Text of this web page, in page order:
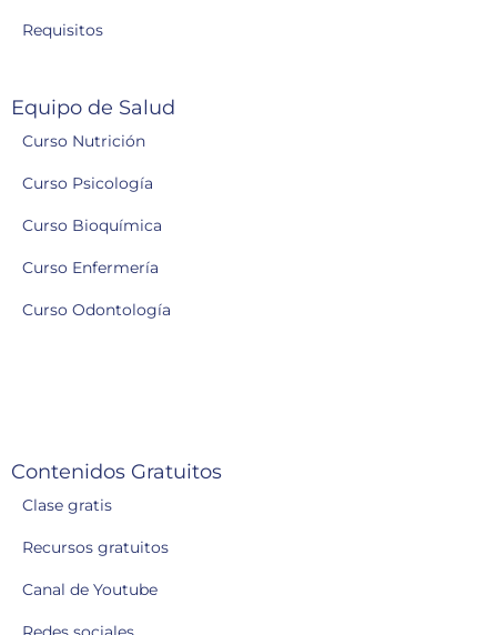
Requisitos
Equipo de Salud
Curso Nutrición
Curso Psicología
Curso Bioquímica
Curso Enfermería
Curso Odontología
Contenidos Gratuitos
Clase gratis
Recursos gratuitos
Canal de Youtube